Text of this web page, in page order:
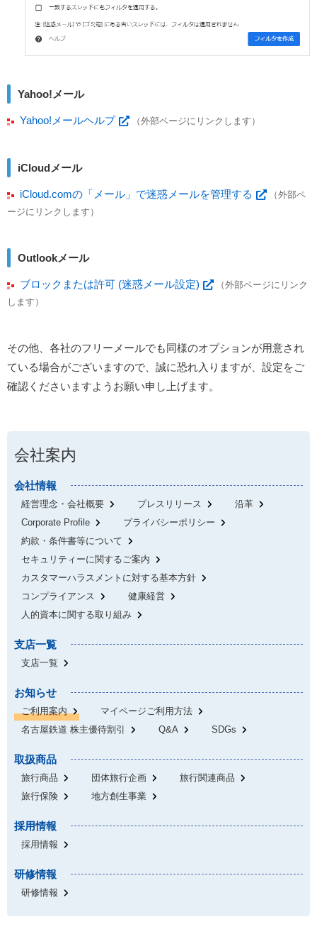
Yahoo!メール
Yahoo!メールヘルプ （外部ページにリンクします）
iCloudメール
iCloud.comの「メール」で迷惑メールを管理する
（外部ペ
ージにリンクします）
Outlookメール
ブロックまたは許可 (迷惑メール設定)
（外部ページにリンク
します）
その他、各社のフリーメールでも同様のオプションが用意され
ている場合がございますので、誠に恐れ入りますが、設定をご
確認くださいますようお願い申し上げます。
会社案内
会社情報
経営理念・会社概要 プレスリリース
沿革
Corporate Profile
プライバシーポリシー
約款・条件書等について
セキュリティーに関するご案内
カスタマーハラスメントに対する基本方針
コンプライアンス
健康経営
人的資本に関する取り組み
支店一覧
支店一覧
お知らせ
ご利用案内
マイページご利用方法
名古屋鉄道 株主優待割引
Q&A SDGs
取扱商品
旅行商品 団体旅行企画
旅行関連商品
旅行保険
地方創生事業
採用情報
採用情報
研修情報
研修情報